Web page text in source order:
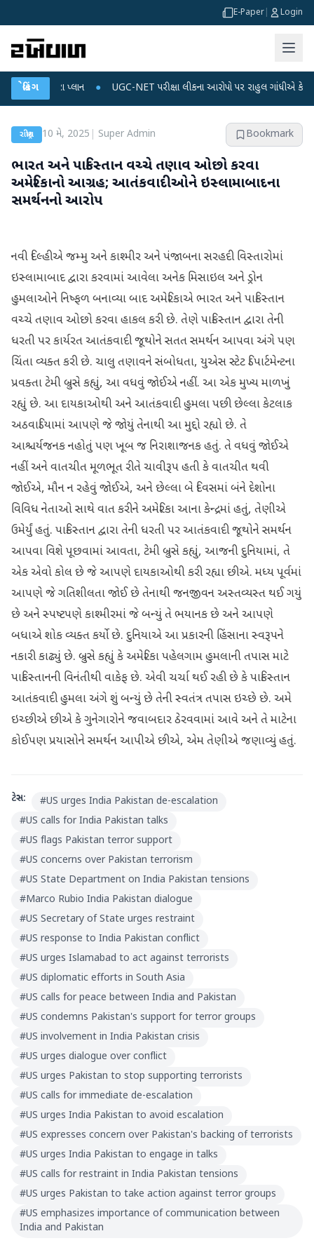
E-Paper Login
બ્રેકિંગ
પ્લાન ● UGC-NET પરીક્ષા લીકના આરોપો પર રાહુલ ગાંધીએ કેન્દ્ર પર પ્રહાર
રાષ્ટ્રીય 10 મે, 2025 Super Admin Bookmark
ભારત અને પાકિસ્તાન વચ્ચે તણાવ ઓછો કરવા
અમેરિકાનો આગ્રહ; આતંકવાદીઓને ઇસ્લામાબાદના
સમર્થનનો આરોપ
નવી દિલ્હીએ જમ્મુ અને કાશ્મીર અને પંજાબના સરહદી વિસ્તારોમાં
ઇસ્લામાબાદ દ્વારા કરવામાં આવેલા અનેક મિસાઇલ અને ડ્રોન
હુમલાઓને નિષ્ફળ બનાવ્યા બાદ અમેરિકાએ ભારત અને પાકિસ્તાન
વચ્ચે તણાવ ઓછો કરવા હાકલ કરી છે. તેણે પાકિસ્તાન દ્વારા તેની
ધરતી પર કાર્યરત આતંકવાદી જૂથોને સતત સમર્થન આપવા અંગે પણ
ચિંતા વ્યક્ત કરી છે. ચાલુ તણાવને સંબોધતા, યુએસ સ્ટેટ ડિપાર્ટમેન્ટના
પ્રવક્તા ટેમી બ્રુસે કહ્યું, આ વધવું જોઈએ નહીં. આ એક મુખ્ય માળખું
રહ્યું છે. આ દાયકાઓથી અને આતંકવાદી હુમલા પછી છેલ્લા કેટલાક
અઠવાડિયામાં આપણે જે જોયું તેનાથી આ મુદ્દો રહ્યો છે. તે
આશ્ચર્યજનક નહોતું પણ ખૂબ જ નિરાશાજનક હતું. તે વધવું જોઈએ
નહીં અને વાતચીત મૂળભૂત રીતે ચાવીરૂપ હતી કે વાતચીત થવી
જોઈએ, મૌન ન રહેવું જોઈએ, અને છેલ્લા બે દિવસમાં બંને દેશોના
વિવિધ નેતાઓ સાથે વાત કરીને અમેરિકા આના કેન્દ્રમાં હતું, તેણીએ
ઉમેર્યું હતું. પાકિસ્તાન દ્વારા તેની ધરતી પર આતંકવાદી જૂથોને સમર્થન
આપવા વિશે પૂછવામાં આવતા, ટેમી બ્રુસે કહ્યું, આજની દુનિયામાં, તે
એક એવો કોલ છે જે આપણે દાયકાઓથી કરી રહ્યા છીએ. મધ્ય પૂર્વમાં
આપણે જે ગતિશીલતા જોઈ છે તેનાથી જનજીવન અસ્તવ્યસ્ત થઈ ગયું
છે અને સ્પષ્ટપણે કાશ્મીરમાં જે બન્યું તે ભયાનક છે અને આપણે
બધાએ શોક વ્યક્ત કર્યો છે. દુનિયાએ આ પ્રકારની હિંસાના સ્વરૂપને
નકારી કાઢ્યું છે. બ્રુસે કહ્યું કે અમેરિકા પહેલગામ હુમલાની તપાસ માટે
પાકિસ્તાનની વિનંતીથી વાકેફ છે. એવી ચર્ચા થઈ રહી છે કે પાકિસ્તાન
આતંકવાદી હુમલા અંગે શું બન્યું છે તેની સ્વતંત્ર તપાસ ઇચ્છે છે. અમે
ઇચ્છીએ છીએ કે ગુનેગારોને જવાબદાર ઠેરવવામાં આવે અને તે માટેના
કોઈપણ પ્રયાસોને સમર્થન આપીએ છીએ, એમ તેણીએ જણાવ્યું હતું.
ટેગ્સ: #US urges India Pakistan de-escalation
#US calls for India Pakistan talks
#US flags Pakistan terror support
#US concerns over Pakistan terrorism
#US State Department on India Pakistan tensions
#Marco Rubio India Pakistan dialogue
#US Secretary of State urges restraint
#US response to India Pakistan conflict
#US urges Islamabad to act against terrorists
#US diplomatic efforts in South Asia
#US calls for peace between India and Pakistan
#US condemns Pakistan's support for terror groups
#US involvement in India Pakistan crisis
#US urges dialogue over conflict
#US urges Pakistan to stop supporting terrorists
#US calls for immediate de-escalation
#US urges India Pakistan to avoid escalation
#US expresses concern over Pakistan's backing of terrorists
#US urges India Pakistan to engage in talks
#US calls for restraint in India Pakistan tensions
#US urges Pakistan to take action against terror groups
#US emphasizes importance of communication between
India and Pakistan